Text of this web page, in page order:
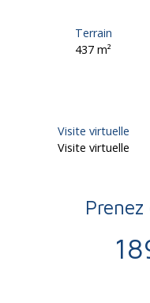
Terrain
437m²
Visite virtuelle
Visite virtuelle